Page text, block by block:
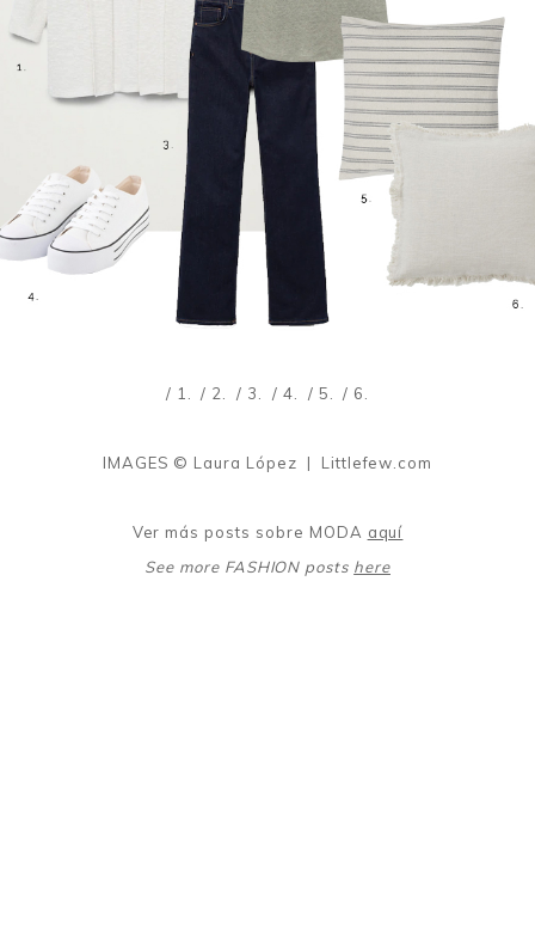
/ 1. / 2. / 3. / 4. / 5. / 6.
IMAGES © Laura López | Littlefew.com
Ver más posts sobre MODA aquí
See more FASHION posts here